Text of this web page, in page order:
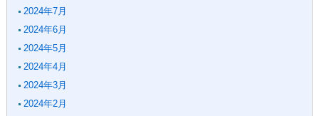
2024年7月
2024年6月
2024年5月
2024年4月
2024年3月
2024年2月